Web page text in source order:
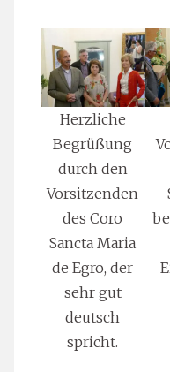
Herzliche
Begrüßung
durch den
Vorsitzenden
des Coro
Sancta Maria
de Egro, der
sehr gut
deutsch
spricht.